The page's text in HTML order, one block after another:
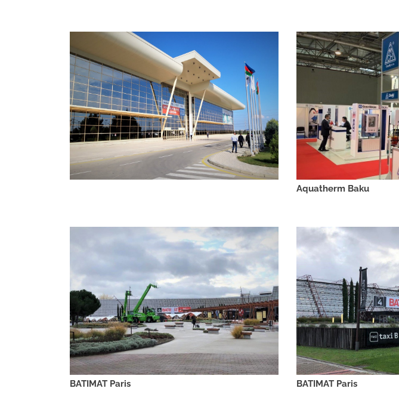
Aquatherm Baku
BATIMAT Paris BATIMAT Paris